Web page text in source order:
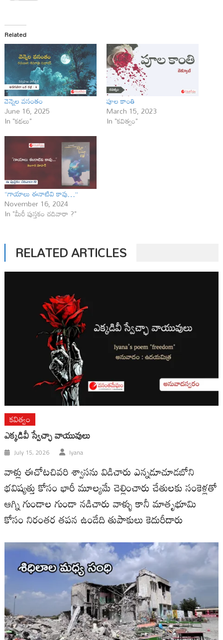
Related
వెన్నెల వసంతం
June 16, 2025
In "కథలు"
పూల కాంతి
March 15, 2023
In "కవిత్వం"
“గాయాలు ఈనాటివి కావు…”
November 16, 2024
In "మీరీ పుస్తకం చదివారా ?"
RELATED ARTICLES
కవిత్వం
ఎక్కడివీ స్వేచ్ఛా వాయువులు
July 15, 2026 Iyana
వాళ్లు ఈచోటచివరి శ్వాసను విడిచారు ఎన్నడూచూడబోని
భవిష్యత్తు కోసం భారీ మూల్యమే చెల్లించారు చేతులకు సంకెళ్లతో
ఆగ్ని గుండాల గుండా నడిచారు వాళ్ళు కానీ మాతృభూమి
కోసం నిరంతర తపన ఉండేది తుపాకులు కెదురీదారు